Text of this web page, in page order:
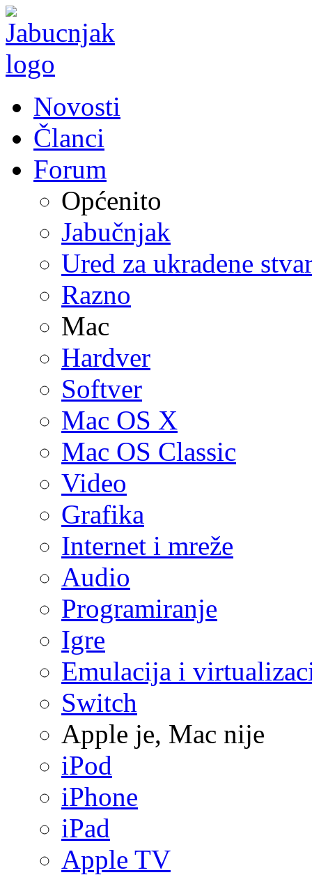
Novosti
Članci
Forum
Općenito
Jabučnjak
Ured za ukradene
Razno
Mac
Hardver
Softver
Mac OS X
Mac OS Classic
Video
Grafika
Internet i mreže
Audio
Programiranje
Igre
Emulacija i
Switch
Apple je, Mac nije
iPod
iPhone
iPad
Apple TV